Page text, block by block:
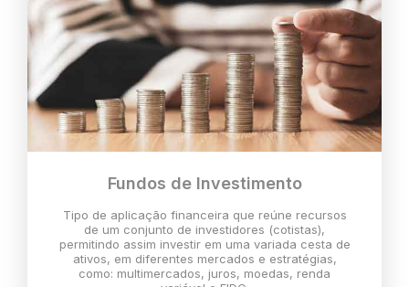
Fundos de Investimento
Tipo de aplicação financeira que reúne recursos
de um conjunto de investidores (cotistas),
permitindo assim investir em uma variada cesta de
ativos, em diferentes mercados e estratégias,
como: multimercados, juros, moedas, renda